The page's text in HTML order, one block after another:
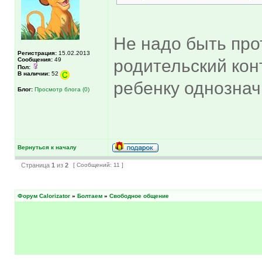
Регистрация: 15.02.2013
Сообщения: 49
Пол:
В наличии: 52
Блог: Просмотр блога (0)
Не надо быть
родительский
ребенку
Вернуться к началу
Страница 1 из 2 [ Сообщений: 11 ]
Форум Calorizator » Болтаем » Свободное общение